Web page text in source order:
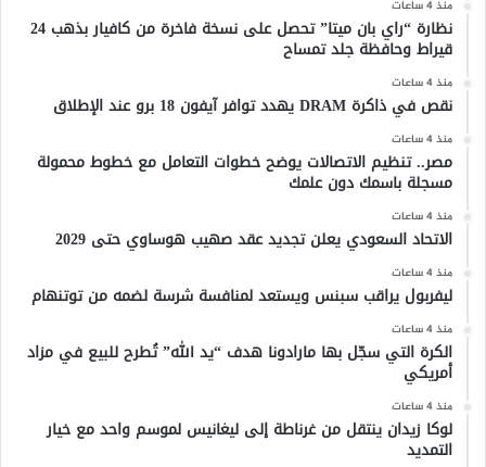
منذ 4 ساعات
نظارة “راي بان ميتا” تحصل على نسخة فاخرة من كافيار بذهب 24
قيراط وحافظة جلد تمساح
منذ 4 ساعات
نقص في ذاكرة DRAM يهدد توافر آيفون 18 برو عند الإطلاق
منذ 4 ساعات
مصر.. تنظيم الاتصالات يوضح خطوات التعامل مع خطوط محمولة
مسجلة باسمك دون علمك
منذ 4 ساعات
الاتحاد السعودي يعلن تجديد عقد صهيب هوساوي حتى 2029
منذ 4 ساعات
ليفربول يراقب سبنس ويستعد لمنافسة شرسة لضمه من توتنهام
منذ 4 ساعات
الكرة التي سجّل بها مارادونا هدف “يد الله” تُطرح للبيع في مزاد
أمريكي
منذ 4 ساعات
لوكا زيدان ينتقل من غرناطة إلى ليغانيس لموسم واحد مع خيار
التمديد